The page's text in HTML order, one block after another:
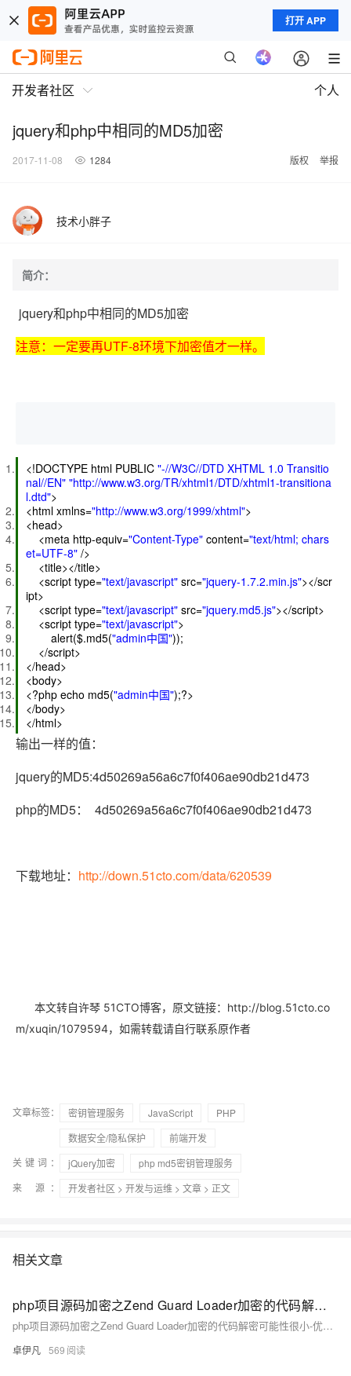
打开 APP
开发者社区 个人
jquery和php中相同的MD5加密
2017-11-08 1284 版权 举报
技术小胖子
简介：
jquery和php中相同的MD5加密
注意：一定要再UTF-8环境下加密值才一样。
<!DOCTYPE html PUBLIC "-//W3C//DTD XHTML 1.0 Transitio
nal//EN" "http://www.w3.org/TR/xhtml1/DTD/xhtml1-transitiona
l.dtd">
<html xmlns="http://www.w3.org/1999/xhtml">
<head>
<meta http-equiv="Content-Type" content="text/html; chars
et=UTF-8" />
<title></title>
<script type="text/javascript" src="jquery-1.7.2.min.js"></scr
ipt>
<script type="text/javascript" src="jquery.md5.js"></script>
<script type="text/javascript">
alert($.md5("admin中国"));
</script>
</head>
<body>
<?php echo md5("admin中国");?>
</body>
</html>
输出一样的值：
jquery的MD5:4d50269a56a6c7f0f406ae90db21d473
php的MD5： 4d50269a56a6c7f0f406ae90db21d473
下载地址： http://down.51cto.com/data/620539
本文转自许琴 51CTO博客，原文链接：http://blog.51cto.co
m/xuqin/1079594，如需转载请自行联系原作者
文章标签： 密钥管理服务 JavaScript
PHP
数据安全/隐私保护
前端开发
关键词：
jQuery加密
php md5密钥管理服务
来 源：
开发者社区 > 开发与运维 > 文章 > 正文
相关文章
php项目源码加密之Zend Guard Loader加密的代码解密可能性很小-优雅草卓伊凡
php项目源码加密之Zend Guard Loader加密的代码解密可能性很小-优雅草卓伊凡
卓伊凡 569